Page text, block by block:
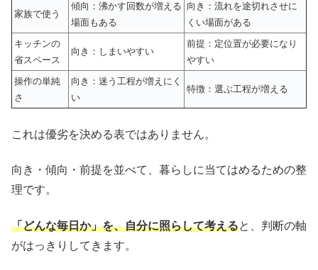
家族で使う
傾向：沸かす回数が増える
場面もある
向き：流れを途切れさせに
くい場面がある
キッチンの
省スペース
向き：しまいやすい
前提：定位置が必要になり
やすい
操作の単純
さ
向き：迷う工程が増えにく
い
特徴：選ぶ工程が増える
これは優劣を決める表ではありません。
向き・傾向・前提を並べて、暮らしに当てはめるための整
理です。
「どんな毎日か」を、自分に照らして考えると、判断の軸
がはっきりしてきます。